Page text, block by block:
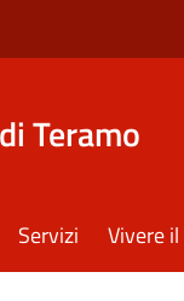
Teramo
Servizi Vivere